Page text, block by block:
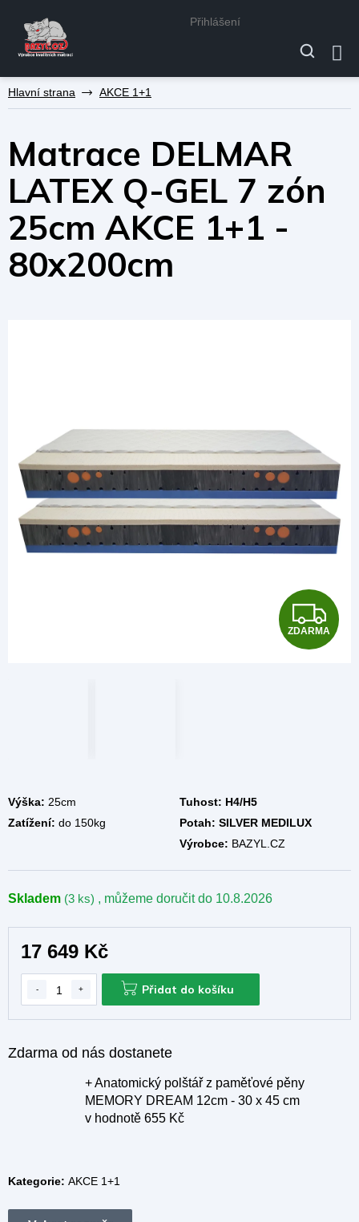
na
Přihlášení
AKCE 1+1
Matrace DELMAR
LATEX Q-GEL 7 zón
25cm AKCE 1+1 -
80x200cm
Z
D
ZDARMA
Skladem (3 ks) , můžeme doručit do 10.8.2026
Zdarma od nás dostanete
+ Anatomický polštář z paměťové pěny
MEMORY DREAM 12cm - 30 x 45 cm
v hodnotě 655 Kč
Výška: 25cm Tuhost: H4/H5
Zatížení: do 150kg Potah: SILVER MEDILUX
Výrobce: BAZYL.CZ
Kategorie: AKCE 1+1
17 649 Kč
Přidat do košíku